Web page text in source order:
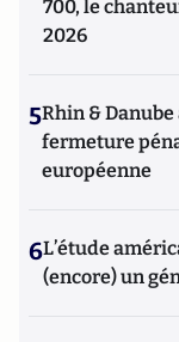
700, le
2026
5Rhin & Danube
fermeture
européenne
6L’étude
(encore) un